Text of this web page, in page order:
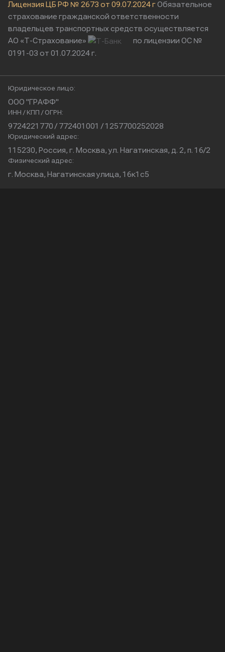
Лицензия ЦБ РФ № 2673 от 09.07.2024 гОбязательное
страхование гражданской ответственности
владельцев транспортных средств осуществляется
АО «Т-Страхование»
по лицензии ОС №
0191-03 от 01.07.2024 г.
Юридическое лицо:
ООО "ГРАФФ"
ИНН / КПП / ОГРН:
9724221770 / 772401001 / 1257700252028
Юридический адрес:
115230, Россия, г. Москва, ул. Нагатинская, д. 2, п. 16/2
Физический адрес:
г. Москва, Нагатинская улица, 16к1с5